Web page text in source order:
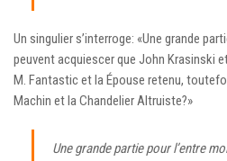
Un singulier s’interroge: «Une grande
peuvent acquiescer que John Krasinski
M. Fantastic et la Épouse retenu,
Machin et la Chandelier Altruiste?»
Une grande partie pour l’entre